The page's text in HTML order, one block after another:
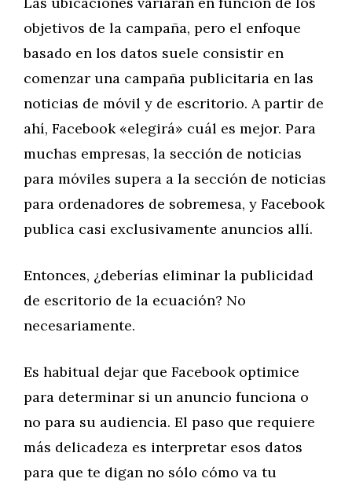
objetivos de la campaña, pero el enfoque
basado en los datos suele consistir en
comenzar una campaña publicitaria en las
noticias de móvil y de escritorio. A partir de
ahí, Facebook «elegirá» cuál es mejor. Para
muchas empresas, la sección de noticias
para móviles supera a la sección de noticias
para ordenadores de sobremesa, y Facebook
publica casi exclusivamente anuncios allí.
Entonces, ¿deberías eliminar la publicidad
de escritorio de la ecuación? No
necesariamente.
Es habitual dejar que Facebook optimice
para determinar si un anuncio funciona o
no para su audiencia. El paso que requiere
más delicadeza es interpretar esos datos
para que te digan no sólo cómo va tu